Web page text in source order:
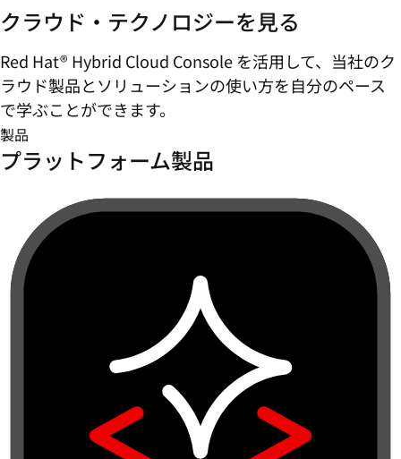
クラウド・テクノロジーを見る
Red Hat® Hybrid Cloud Console を活用して、当社のク
ラウド製品とソリューションの使い方を自分のペース
で学ぶことができます。
製品
プラットフォーム製品